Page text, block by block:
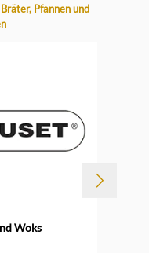
Pfannen und
Woks